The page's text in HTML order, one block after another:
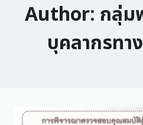
Author: กลุ่ม
บุคลากรทา